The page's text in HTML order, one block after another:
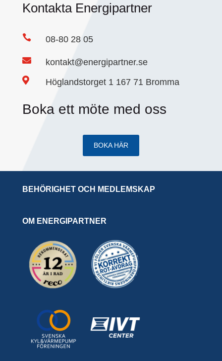
Kontakta Energipartner
 08-80 28 05
 kontakt@energipartner.se
 Höglandstorget 1 167 71 Bromma
Boka ett möte med oss
BOKA HÄR
BEHÖRIGHET OCH MEDLEMSKAP
OM ENERGIPARTNER